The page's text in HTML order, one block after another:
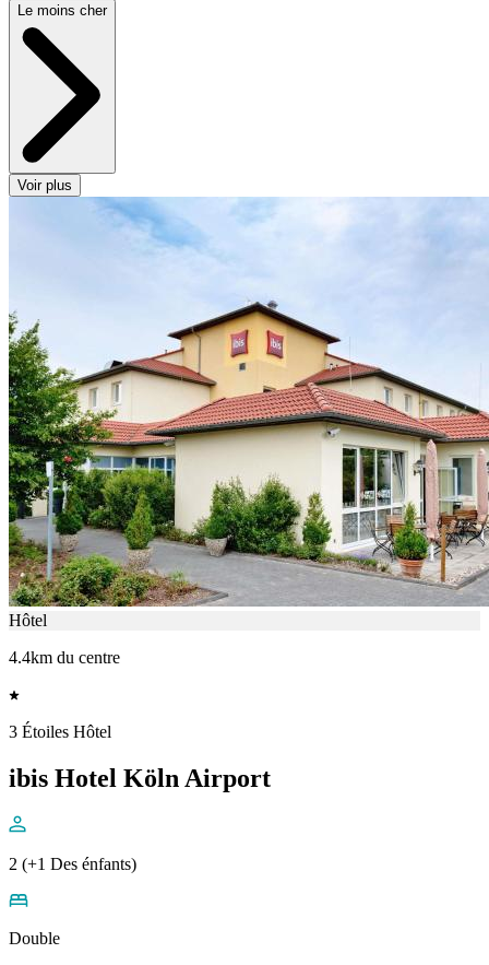
Le moins cher
Voir plus
Hôtel
4.4km du centre
3 Étoiles Hôtel
ibis Hotel Köln Airport
2 (+1 Des énfants)
Double